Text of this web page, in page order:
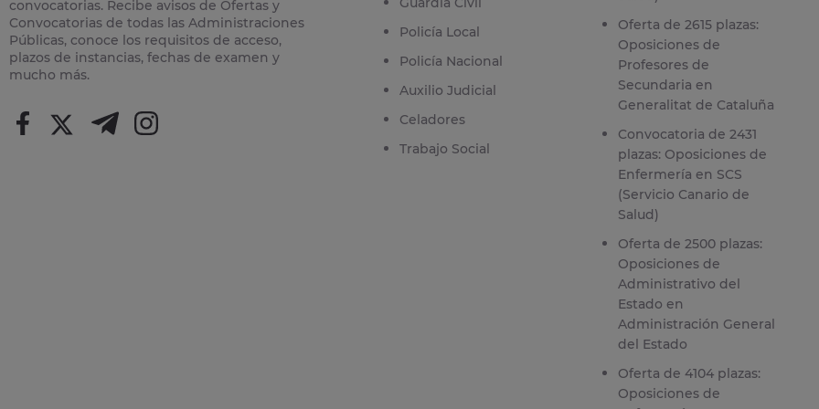
convocatorias. Recibe avisos de Ofertas y
Convocatorias de todas las Administraciones
Públicas, conoce los requisitos de acceso,
plazos de instancias, fechas de examen y
mucho más.
Policía Local
Policía Nacional
Auxilio Judicial
Celadores
Trabajo Social
Oferta de 2615 plazas:
Oposiciones de
Profesores de
Secundaria en
Generalitat de Cataluña
Convocatoria de 2431
plazas: Oposiciones de
Enfermería en SCS
(Servicio Canario de
Salud)
Oferta de 2500 plazas:
Oposiciones de
Administrativo del
Estado en
Administración General
del Estado
Oferta de 4104 plazas:
Oposiciones de